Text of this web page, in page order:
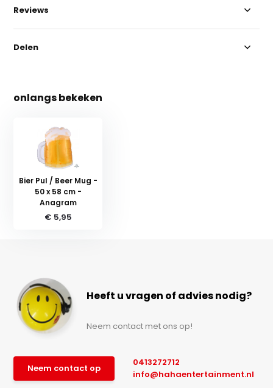
Reviews
Delen
onlangs bekeken
Bier Pul / Beer Mug -
50 x 58 cm -
Anagram
€ 5,95
Heeft u vragen of advies nodig?
Neem contact met ons op!
Neem contact op
0413272712
info@hahaentertainment.nl